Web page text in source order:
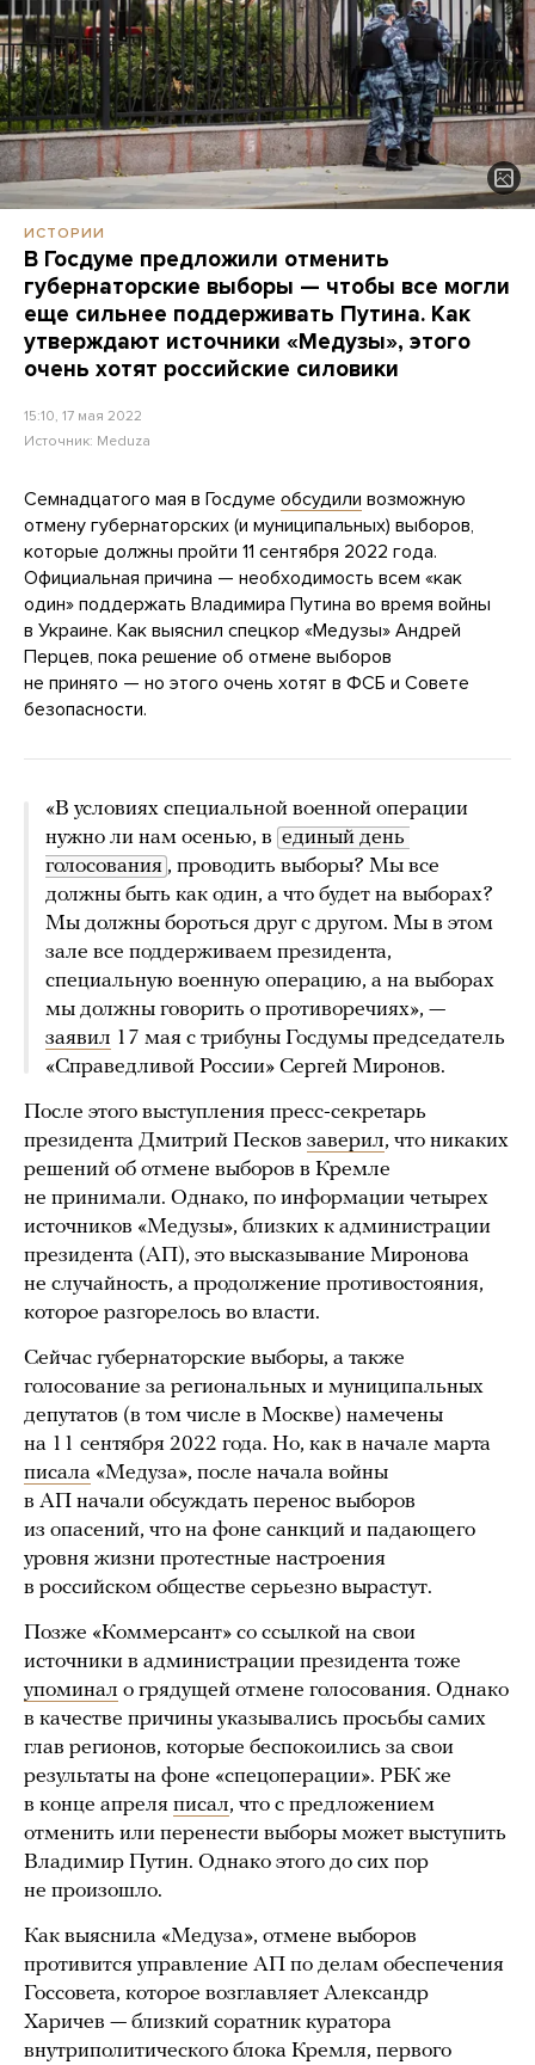
ИСТОРИИ
В Госдуме предложили отменить
губернаторские выборы — чтобы все могли
еще сильнее поддерживать Путина. Как
утверждают источники «Медузы», этого
очень хотят российские силовики
15:10, 17 мая 2022
Источник: Meduza
Семнадцатого мая в Госдуме обсудили возможную
отмену губернаторских (и муниципальных) выборов,
которые должны пройти 11 сентября 2022 года.
Официальная причина — необходимость всем «как
один» поддержать Владимира Путина во время войны
в Украине. Как выяснил спецкор «Медузы» Андрей
Перцев, пока решение об отмене выборов
не принято — но этого очень хотят в ФСБ и Совете
безопасности.
«В условиях специальной военной операции
нужно ли нам осенью, в единый день
голосования , проводить выборы? Мы все
должны быть как один, а что будет на выборах?
Мы должны бороться друг с другом. Мы в этом
зале все поддерживаем президента,
специальную военную операцию, а на выборах
мы должны говорить о противоречиях», —
заявил 17 мая с трибуны Госдумы председатель
«Справедливой России» Сергей Миронов.
После этого выступления пресс-секретарь
президента Дмитрий Песков заверил, что никаких
решений об отмене выборов в Кремле
не принимали. Однако, по информации четырех
источников «Медузы», близких к администрации
президента (АП), это высказывание Миронова
не случайность, а продолжение противостояния,
которое разгорелось во власти.
Сейчас губернаторские выборы, а также
голосование за региональных и муниципальных
депутатов (в том числе в Москве) намечены
на 11 сентября 2022 года. Но, как в начале марта
писала «Медуза», после начала войны
в АП начали обсуждать перенос выборов
из опасений, что на фоне санкций и падающего
уровня жизни протестные настроения
в российском обществе серьезно вырастут.
Позже «Коммерсант» со ссылкой на свои
источники в администрации президента тоже
упоминал о грядущей отмене голосования. Однако
в качестве причины указывались просьбы самих
глав регионов, которые беспокоились за свои
результаты на фоне «спецоперации». РБК же
в конце апреля писал, что с предложением
отменить или перенести выборы может выступить
Владимир Путин. Однако этого до сих пор
не произошло.
Как выяснила «Медуза», отмене выборов
противится управление АП по делам обеспечения
Госсовета, которое возглавляет Александр
Харичев — близкий соратник куратора
внутриполитического блока Кремля, первого